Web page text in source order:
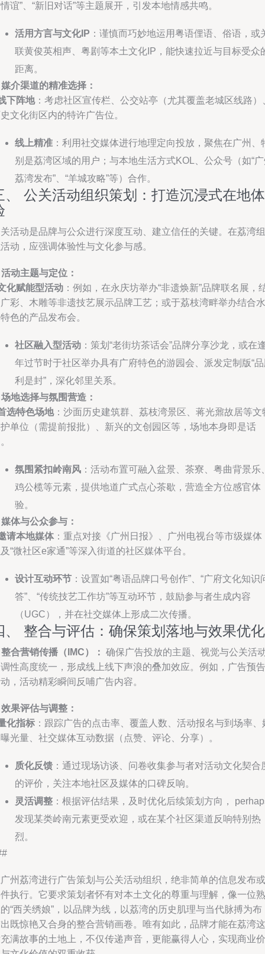
谊”、“新旧对话”等主题展开，引发本地情感共鸣。
活用方言与文化IP ：谨慎而巧妙地运用粤语俚语、俗语，或
联黄俊英相声、粤剧等本土文化IP，能快速拉近与目标受众
距离。
介渠道的精准选择：
下阵地：考虑社区宣传栏、公交站亭（尤其覆盖老城区线路）
文化街区内的特许广告位。
线上精准 ：利用社交媒体进行地理定向投放，聚焦在广州、
别是荔湾区域的用户；与本地生活方式KOL、公众号（如“
荔湾发布”、“羊城攻略”等）合作。
、 公关活动组织策划：打造沉浸式在地体
活动是品牌与公众进行深度互动、建立信任的关键。在荔湾组
动，应强调体验性与文化参与感。
动主题与定位：
化赋能型活动 ：例如，在永庆坊举办“非遗焕新”品牌联名展，
彩、木雕等非遗技艺展示品牌工艺；或于荔枝湾畔举办结合水
色的产品发布会。
社区融入型活动 ：策划“老街坊茶话会”品牌分享沙龙，或在
年过节时于社区举办具有广府特色的游园会、派发定制版“
利是封”，深化邻里关系。
地选择与氛围营造：
选特色场地：沙面历史建筑群、荔枝湾景区、蒋光鼐故居等文
单位（需提前报批）、新兴的文创园区等，场地本身即是话
氛围紧扣岭南风 ：活动布置可融入盆景、茶寮、粤曲背景乐
鸡公榄等元素，提供地道广式点心茶歇，营造全方位感官体
验。
体与公众参与：
请本地媒体：重点对接《广州日报》、广州电视台等市级媒体
“微社区e家通”等深入街道的社区媒体平台。
设计互动环节 ：设置如“粤语品牌口号创作”、“广府文化知识
答”、“传统技艺工作坊”等互动环节，鼓励参与者生成内容
（UGC），并在社交媒体上形成二次传播。
、 整合与评估：确保策划落地与效果优化
合营销传播（IMC）： 确保广告投放的主题、视觉与公关活
性高度统一，形成线上线下声浪的叠加效应。例如，广告预告
，活动精彩瞬间反哺广告内容。
果评估与调整：
化指标 ：跟踪广告的点击率、覆盖人数、活动报名与到场率、
光量、社交媒体互动数据（点赞、评论、分享）。
质化反馈 ：通过现场访谈、问卷收集参与者对活动文化契合
的评价，关注本地社区及媒体的口碑反响。
灵活调整 ：根据评估结果，及时优化后续策划方向，
发现某类岭南元素更受欢迎，或在某个社区渠道反响特别热
烈。
州荔湾进行广告策划与公关活动组织，绝非简单的信息发布或
执行。它要求策划者怀有对本土文化的尊重与理解，像一位熟
“西关绣娘”，以品牌为线，以荔湾的历史肌理与当代脉搏为布
既惊艳又合身的整合营销画卷。唯有如此，品牌才能在荔湾这
满故事的土地上，不仅传递声音，更能赢得人心，实现商业价